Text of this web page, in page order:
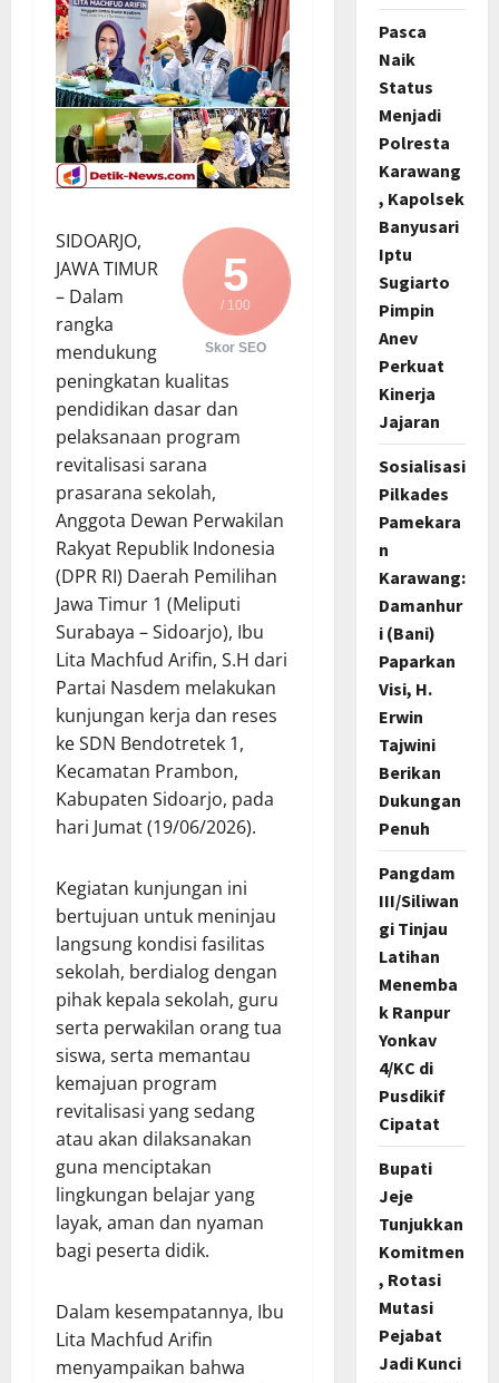
5
/ 100
Skor SEO
SIDOARJO,
JAWA TIMUR
– Dalam
rangka
mendukung
peningkatan kualitas
pendidikan dasar dan
pelaksanaan program
revitalisasi sarana
prasarana sekolah,
Anggota Dewan Perwakilan
Rakyat Republik Indonesia
(DPR RI) Daerah Pemilihan
Jawa Timur 1 (Meliputi
Surabaya – Sidoarjo), Ibu
Lita Machfud Arifin, S.H dari
Partai Nasdem melakukan
kunjungan kerja dan reses
ke SDN Bendotretek 1,
Kecamatan Prambon,
Kabupaten Sidoarjo, pada
hari Jumat (19/06/2026).
Kegiatan kunjungan ini
bertujuan untuk meninjau
langsung kondisi fasilitas
sekolah, berdialog dengan
pihak kepala sekolah, guru
serta perwakilan orang tua
siswa, serta memantau
kemajuan program
revitalisasi yang sedang
atau akan dilaksanakan
guna menciptakan
lingkungan belajar yang
layak, aman dan nyaman
bagi peserta didik.
Dalam kesempatannya, Ibu
Lita Machfud Arifin
menyampaikan bahwa
Pasca
Naik
Status
Menjadi
Polresta
Karawang
, Kapolsek
Banyusari
Iptu
Sugiarto
Pimpin
Anev
Perkuat
Kinerja
Jajaran
Sosialisasi
Pilkades
Pamekara
n
Karawang:
Damanhur
i (Bani)
Paparkan
Visi, H.
Erwin
Tajwini
Berikan
Dukungan
Penuh
Pangdam
III/Siliwan
gi Tinjau
Latihan
Menemba
k Ranpur
Yonkav
4/KC di
Pusdikif
Cipatat
Bupati
Jeje
Tunjukkan
Komitmen
, Rotasi
Mutasi
Pejabat
Jadi Kunci